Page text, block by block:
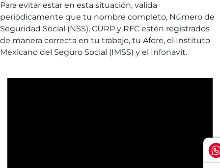
Para evitar estar en esta situación, valida
periódicamente que tu nombre completo, Número de
Seguridad Social (NSS), CURP y RFC estén registrados
de manera correcta en tu trabajo, tu Afore, el Instituto
Mexicano del Seguro Social (IMSS) y el Infonavit.